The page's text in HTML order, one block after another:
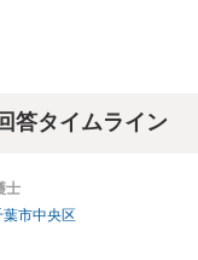
答タイムライン
士
葉市中央区